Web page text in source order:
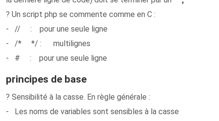
? Un script php se commente comme en C :
- // : pour une seule ligne
- /* */ : multilignes
- # : pour une seule ligne
principes de base
? Sensibilité à la casse. En règle générale :
- Les noms de variables sont sensibles à la casse